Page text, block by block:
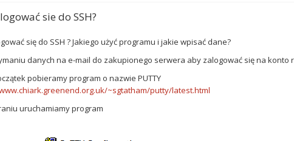
sie do SSH?
się do SSH ? Jakiego użyć programu i jakie wpisać dane?
danych na e-mail do zakupionego serwera aby zalogować się na
pobieramy program o nazwie PUTTY
~sgtatham/putty/latest.html
uruchamiamy program